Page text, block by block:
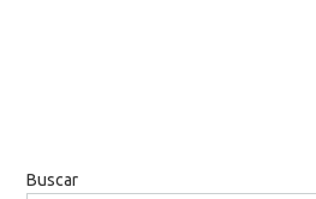
Buscar